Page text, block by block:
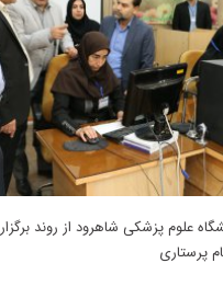
علوم پزشکی شاهرود از روند
پرستاری